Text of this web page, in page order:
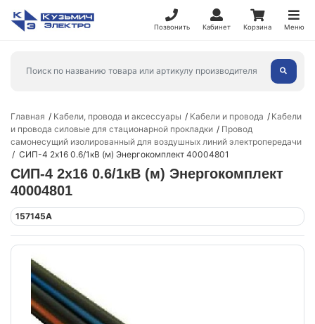
Позвонить Кабинет Корзина Меню
Главная Кабели, провода и аксессуары Кабели и провода
Кабели
и провода силовые для стационарной прокладки
Провод
самонесущий изолированный для воздушных линий электропередачи
СИП-4 2х16 0.6/1кВ (м) Энергокомплект 40004801
СИП-4 2х16 0.6/1кВ (м) Энергокомплект
40004801
157145А